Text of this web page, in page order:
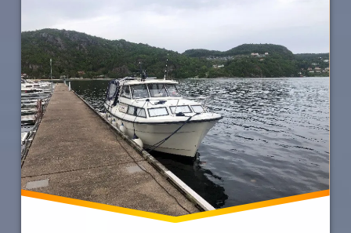
jobbeferie
Lyngdal
mandal
Obama
spangereid
Tregde